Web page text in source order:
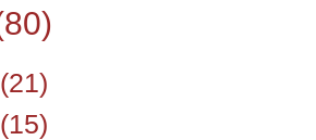
(21)
(15)